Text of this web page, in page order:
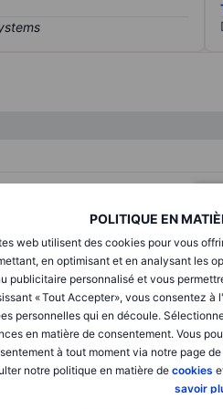
POLITIQUE EN
web utilisent des cookies pour vous
en optimisant et en analysant les
publicitaire personnalisé et vous
« Tout Accepter», vous consentez
personnelles qui en découle.
en matière de consentement. Vous
à tout moment via notre page
notre politique en matière de cookies
savoir